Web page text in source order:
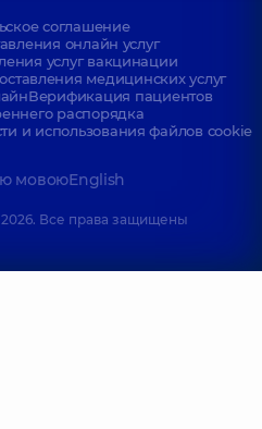
соглашение
онлайн услуг
услуг вакцинации
медицинских услуг
Верификация пациентов
распорядка
и использования файлов cookie
мовоюEnglish
Все права защищены